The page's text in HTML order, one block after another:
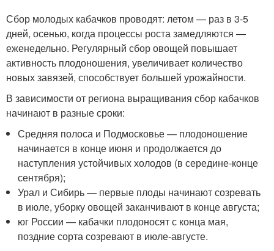
Сбор молодых кабачков проводят: летом — раз в 3-5
дней, осенью, когда процессы роста замедляются —
еженедельно. Регулярный сбор овощей повышает
активность плодоношения, увеличивает количество
новых завязей, способствует большей урожайности.
В зависимости от региона выращивания сбор кабачков
начинают в разные сроки:
Средняя полоса и Подмосковье — плодоношение
начинается в конце июня и продолжается до
наступления устойчивых холодов (в середине-конце
сентября);
Урал и Сибирь — первые плоды начинают созревать
в июле, уборку овощей заканчивают в конце августа;
юг России — кабачки плодоносят с конца мая,
поздние сорта созревают в июле-августе.